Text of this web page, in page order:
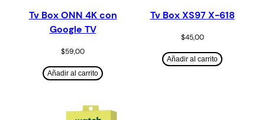
Tv Box ONN 4K con
Google TV
$59,00
Añadir al carrito
Tv Box XS97 X-618
$45,00
Añadir al carrito